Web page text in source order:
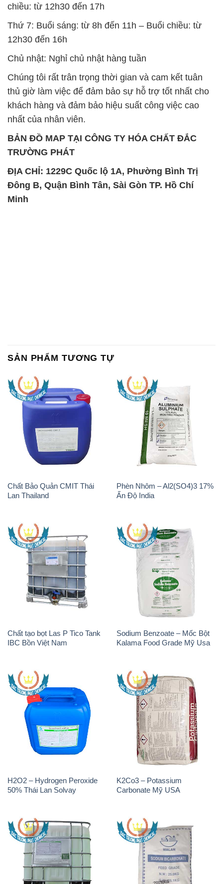
chiều: từ 12h30 đến 17h
Thứ 7: Buổi sáng: từ 8h đến 11h – Buổi chiều: từ
12h30 đến 16h
Chủ nhật: Nghỉ chủ nhật hàng tuần
Chúng tôi rất trân trọng thời gian và cam kết tuân
thủ giờ làm việc để đảm bảo sự hỗ trợ tốt nhất cho
khách hàng và đảm bảo hiệu suất công việc cao
nhất của nhân viên.
BẢN ĐỒ MAP TẠI CÔNG TY HÓA CHẤT ĐẮC
TRƯỜNG PHÁT
ĐỊA CHỈ: 1229C Quốc lộ 1A, Phường Bình Trị
Đông B, Quận Bình Tân, Sài Gòn TP. Hồ Chí
Minh
SẢN PHẨM TƯƠNG TỰ
Chất Bảo Quản CMIT Thái
Lan Thailand
Phèn Nhôm – Al2(SO4)3 17%
Ấn Độ India
Chất tạo bọt Las P Tico Tank
IBC Bồn Việt Nam
Sodium Benzoate – Mốc Bột
Kalama Food Grade Mỹ Usa
H2O2 – Hydrogen Peroxide
50% Thái Lan Solvay
K2Co3 – Potassium
Carbonate Mỹ USA